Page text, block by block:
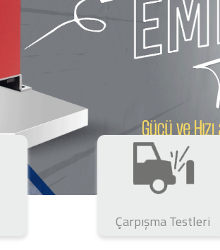
Çarpışma Testleri